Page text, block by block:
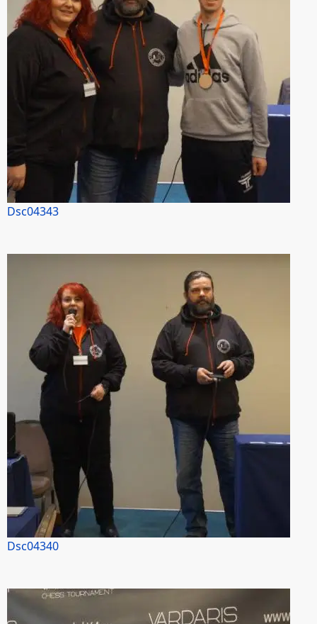
Dsc04343
Dsc04340